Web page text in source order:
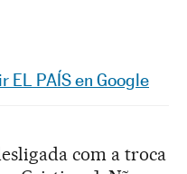
Redes Sociales
EL PAÍS en Google
com a troca